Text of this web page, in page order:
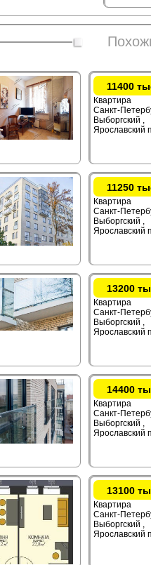
11400
Квартира
Санкт-
Выборгский ,
Ярославский
11250
Квартира
Санкт-
Выборгский ,
Ярославский
13200
Квартира
Санкт-
Выборгский ,
Ярославский
14400
Квартира
Санкт-
Выборгский ,
Ярославский
13100
Квартира
Санкт-
Выборгский ,
Ярославский